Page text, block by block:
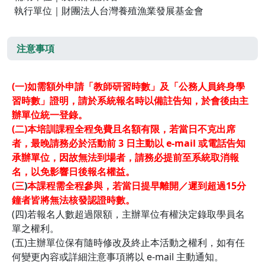
執行單位｜財團法人台灣養殖漁業發展基金會
注意事項
(一)如需額外申請「教師研習時數」及「公務人員終身學
習時數」證明，請於系統報名時以備註告知，於會後由主
辦單位統一登錄。
(二)本培訓課程全程免費且名額有限，若當日不克出席
者，最晚請務必於活動前 3 日主動以 e-mail 或電話告知
承辦單位，因故無法到場者，請務必提前至系統取消報
名，以免影響日後報名權益。
(三)本課程需全程參與，若當日提早離開／遲到超過15分
鐘者皆將無法核發認證時數。
(四)若報名人數超過限額，主辦單位有權決定錄取學員名
單之權利。
(五)主辦單位保有隨時修改及終止本活動之權利，如有任
何變更內容或詳細注意事項將以 e-mail 主動通知。